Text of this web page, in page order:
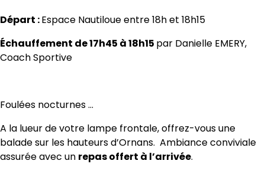
Départ :Espace Nautiloue entre 18h et 18h15
Échauffement de 17h45 à 18h15 par Danielle EMERY,
Coach Sportive
Foulées nocturnes …
A la lueur de votre lampe frontale, offrez-vous une
balade sur les hauteurs d’Ornans. Ambiance conviviale
assurée avec un repas offert à l’arrivée.